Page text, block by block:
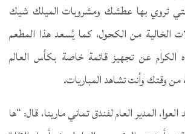
التي تروي بها عطشك ومشروبات الميلك شيك
الخالية من الكحول، كما يُسعد هذا المطعم
الكرام عن تجهيز قائمة خاصة بكأس العالم
وقتك وأنت تشاهد المباريات.
المدير العام لفندق تماني مارينا، قال: “ها